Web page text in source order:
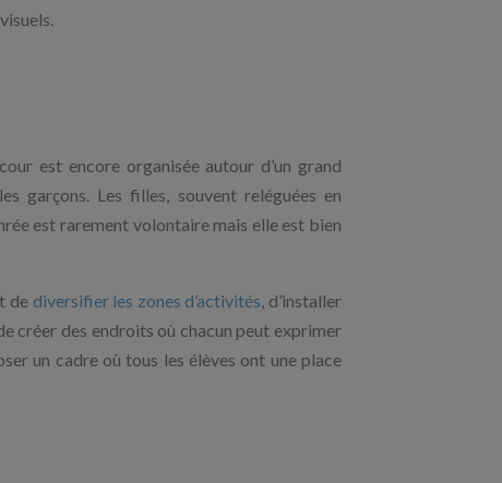
est encore organisée autour d’un grand
garçons. Les filles, souvent reléguées en
est rarement volontaire mais elle est bien
de diversifier les zones d’activités, d’installer
créer des endroits où chacun peut exprimer
un cadre où tous les élèves ont une place